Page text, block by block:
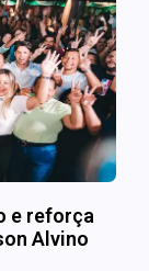
e reforça
Alvino